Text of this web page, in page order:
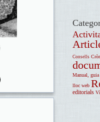
Consells
Manual, guia
lloc web
editorials